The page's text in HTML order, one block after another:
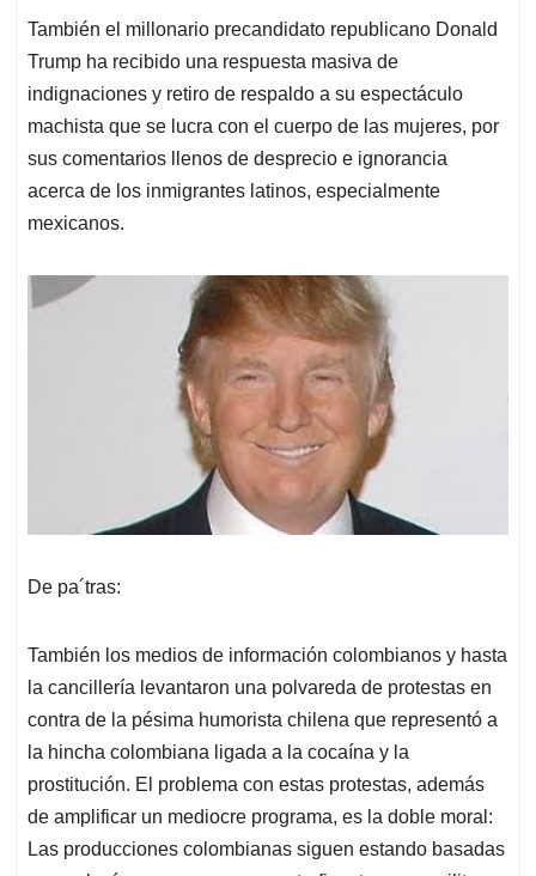
También el millonario precandidato republicano Donald
Trump ha recibido una respuesta masiva de
indignaciones y retiro de respaldo a su espectáculo
machista que se lucra con el cuerpo de las mujeres, por
sus comentarios llenos de desprecio e ignorancia
acerca de los inmigrantes latinos, especialmente
mexicanos.
De pa´tras:
También los medios de información colombianos y hasta
la cancillería levantaron una polvareda de protestas en
contra de la pésima humorista chilena que representó a
la hincha colombiana ligada a la cocaína y la
prostitución. El problema con estas protestas, además
de amplificar un mediocre programa, es la doble moral:
Las producciones colombianas siguen estando basadas